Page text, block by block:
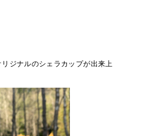
ジナルのシェラカップが出来上